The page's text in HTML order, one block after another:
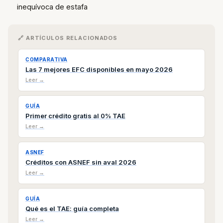
inequívoca de estafa
🔗 ARTÍCULOS RELACIONADOS
COMPARATIVA
Las 7 mejores EFC disponibles en mayo 2026
Leer →
GUÍA
Primer crédito gratis al 0% TAE
Leer →
ASNEF
Créditos con ASNEF sin aval 2026
Leer →
GUÍA
Qué es el TAE: guía completa
Leer →